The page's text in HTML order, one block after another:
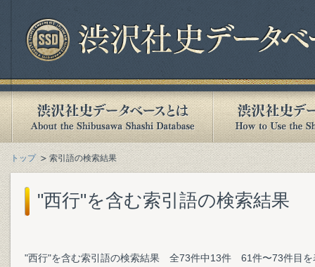
トップ 索引語の検索結果
"西行"を含む索引語の検索結果
"西行"を含む索引語の検索結果 全73件中13件 61件〜73件目を